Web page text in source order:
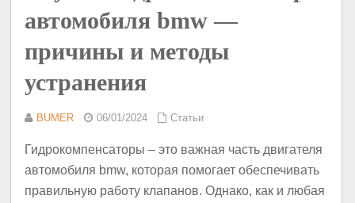
автомобиля bmw —
причины и методы
устранения
BUMER 06/01/2024 Статьи
Гидрокомпенсаторы – это важная часть двигателя
автомобиля bmw, которая помогает обеспечивать
правильную работу клапанов. Однако, как и любая